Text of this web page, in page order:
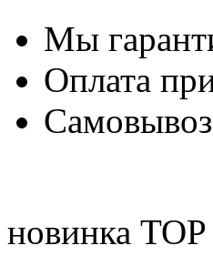
Мы
Оплата
Самовывоз
новинка TOP